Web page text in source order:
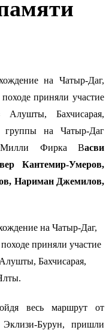
на Чатыр-Даг,
приняли участие
Бахчисарая,
группы на Чатыр-Даг
Милли Фирка Васви
Кантемир-Умеров,
Нариман Джемилов,
весь маршрут от
Бурун, пришли